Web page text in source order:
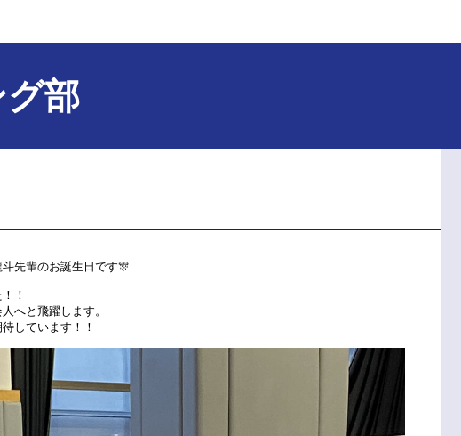
グ部
先輩のお誕生日です🎊
！
へと飛躍します。
しています！！